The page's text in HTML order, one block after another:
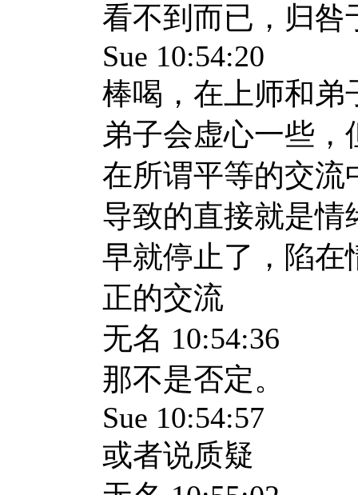
看不到而已，归咎
Sue 10:54:20
棒喝，在上师和弟
弟子会虚心一些
在所谓平等的交流
导致的直接就是情
早就停止了，陷在
正的交流
无名 10:54:36
那不是否定。
Sue 10:54:57
或者说质疑